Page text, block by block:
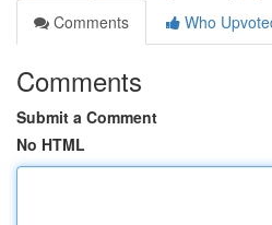
Comments
Who
Comments
Submit a Comment
No HTML